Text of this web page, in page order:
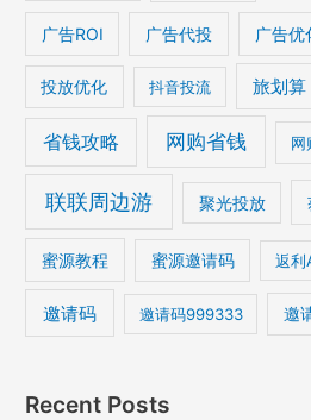
广告ROI 广告代投 广告优
投放优化 抖音投流 旅划算
省钱攻略 网购省钱 网
联联周边游 聚光投放
蜜源教程 蜜源邀请码 返利
邀请码 邀请码999333 邀
Recent Posts